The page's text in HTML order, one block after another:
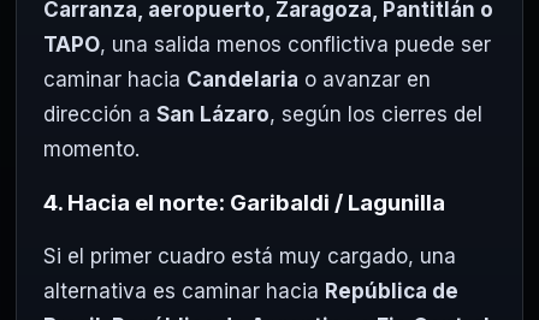
Carranza, aeropuerto, Zaragoza, Pantitlán o
TAPO, una salida menos conflictiva puede ser
caminar hacia Candelaria o avanzar en
dirección a San Lázaro, según los cierres del
momento.
4. Hacia el norte: Garibaldi / Lagunilla
Si el primer cuadro está muy cargado, una
alternativa es caminar hacia República de